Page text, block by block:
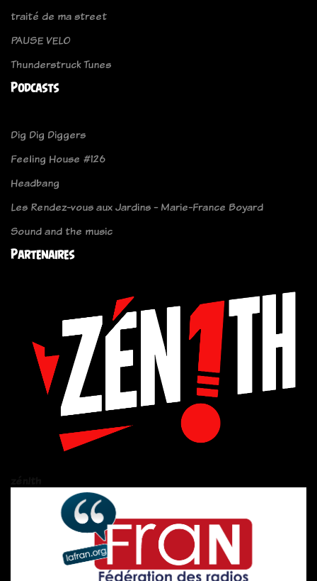
traité de ma street
PAUSE VELO
Thunderstruck Tunes
Podcasts
Dig Dig Diggers
Feeling House #126
Headbang
Les Rendez-vous aux Jardins - Marie-France Boyard
Sound and the music
Partenaires